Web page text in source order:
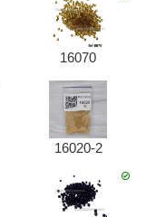
16070
16020-2